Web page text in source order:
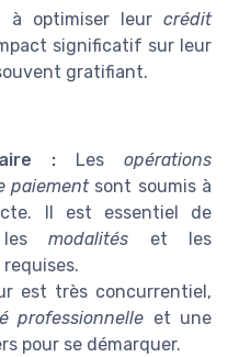
à optimiser leur crédit
significatif sur leur
gratifiant.
: Les opérations
paiementsont soumis à
Il est essentiel de
lesmodalités et les
requises.
est très concurrentiel,
professionnelle et une
pour se démarquer.